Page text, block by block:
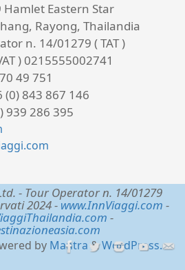
Hamlet Eastern Star
Rayong, Thailandia
n. 14/01279 ( TAT )
) 0215555002741
49 751
(0) 843 867 146
286 395
- Tour Operator n. 14/01279
2024 -www.InnViaggi.com -
-
by Mantra&WordPress.